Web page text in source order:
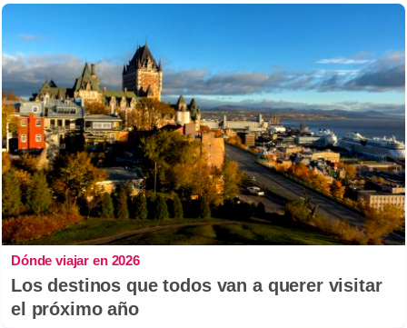
Dónde viajar en 2026
Los destinos que todos van a querer visitar
el próximo año